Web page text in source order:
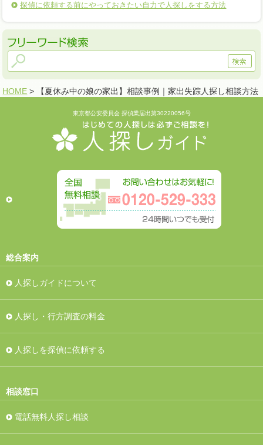
探偵に依頼する前にやっておきたい自力で人探しをする方法
HOME > 【夏休み中の娘の家出】相談事例｜家出失踪人探し相談方法
東京都公安委員会 探偵業届出第30220056号
総合案内
人探しガイドについて
人探し・行方調査の料金
人探しを探偵に依頼する
相談窓口
電話無料人探し相談